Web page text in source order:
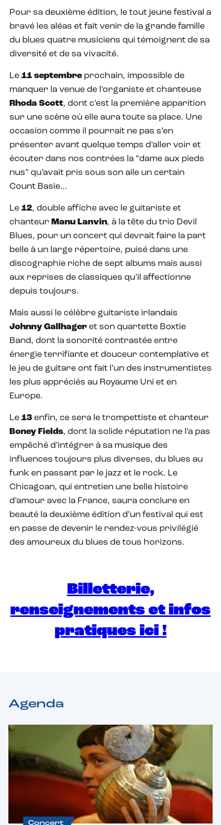
Pour sa deuxième édition, le tout jeune festival a
bravé les aléas et fait venir de la grande famille
du blues quatre musiciens qui témoignent de sa
diversité et de sa vivacité.
Le 11 septembre prochain, impossible de
manquer la venue de l’organiste et chanteuse
Rhoda Scott, dont c’est la première apparition
sur une scène où elle aura toute sa place. Une
occasion comme il pourrait ne pas s’en
présenter avant quelque temps d’aller voir et
écouter dans nos contrées la “dame aux pieds
nus” qu’avait pris sous son aile un certain
Count Basie…
Le 12, double affiche avec le guitariste et
chanteur Manu Lanvin, à la tête du trio Devil
Blues, pour un concert qui devrait faire la part
belle à un large répertoire, puisé dans une
discographie riche de sept albums mais aussi
aux reprises de classiques qu’il affectionne
depuis toujours.
Mais aussi le célèbre guitariste irlandais
Johnny Gallhager et son quartette Boxtie
Band, dont la sonorité contrastée entre
énergie terrifiante et douceur contemplative et
le jeu de guitare ont fait l’un des instrumentistes
les plus appréciés au Royaume Uni et en
Europe.
Le 13 enfin, ce sera le trompettiste et chanteur
Boney Fields, dont la solide réputation ne l’a pas
empêché d’intégrer à sa musique des
influences toujours plus diverses, du blues au
funk en passant par le jazz et le rock. Le
Chicagoan, qui entretien une belle histoire
d’amour avec la France, saura conclure en
beauté la deuxième édition d’un festival qui est
en passe de devenir le rendez-vous privilégié
des amoureux du blues de tous horizons.
Billetterie,
renseignements et infos
pratiques ici !
Agenda
Concert